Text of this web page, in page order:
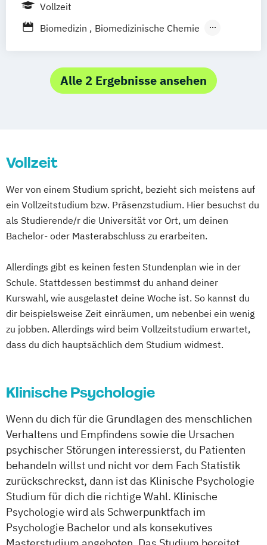
Vollzeit
Biomedizin
Biomedizinische Chemie
Psychologie - Anwendungsorientierter
Schwerpunkt
und Therapie durch Sport
Alle 2 Ergebnisse ansehen
Vollzeit
Wer von einem Studium spricht, bezieht sich meistens auf
ein Vollzeitstudium bzw. Präsenzstudium. Hier besuchst du
als Studierende/r die Universität vor Ort, um deinen
Bachelor- oder Masterabschluss zu erarbeiten.
Allerdings gibt es keinen festen Stundenplan wie in der
Schule. Stattdessen bestimmst du anhand deiner
Kurswahl, wie ausgelastet deine Woche ist. So kannst du
dir beispielsweise Zeit einräumen, um nebenbei ein wenig
zu jobben. Allerdings wird beim Vollzeitstudium erwartet,
dass du dich hauptsächlich dem Studium widmest.
Klinische Psychologie
Wenn du dich für die Grundlagen des menschlichen
Verhaltens und Empfindens sowie die Ursachen
psychischer Störungen interessierst, du Patienten
behandeln willst und nicht vor dem Fach Statistik
zurückschreckst, dann ist das Klinische Psychologie
Studium für dich die richtige Wahl. Klinische
Psychologie wird als Schwerpunktfach im
Psychologie Bachelor und als konsekutives